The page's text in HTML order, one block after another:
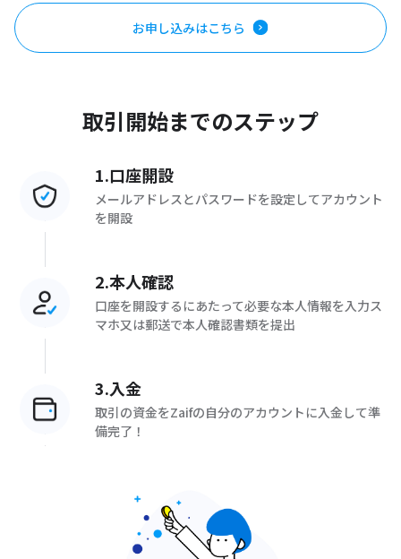
お申し込みはこちら
取引開始までのステップ
1.口座開設
メールアドレスとパスワードを設定してアカウント
を開設
2.本人確認
口座を開設するにあたって必要な本人情報を入力ス
マホ又は郵送で本人確認書類を提出
3.入金
取引の資金をZaifの自分のアカウントに入金して準
備完了！